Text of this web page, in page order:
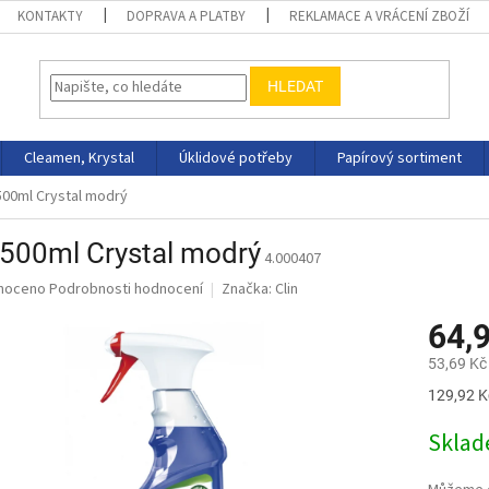
KONTAKTY DOPRAVA A PLATBY REKLAMACE A VRÁCENÍ ZBOŽÍ
HLEDAT
Cleamen, Krystal Úklidové potřeby Papírový sortiment
Crystal modrý
Crystal modrý4.000407
Podrobnosti hodnocení Značka: Clin
53,69
Měrná
129,92